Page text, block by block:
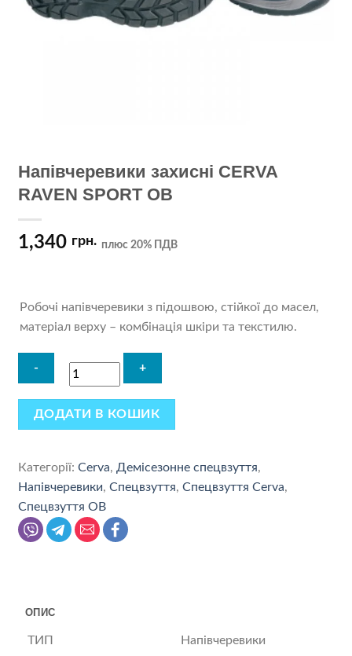
Напівчеревики захисні CERVA
RAVEN SPORT OB
1,340 грн. плюс 20% ПДВ
Робочі напівчеревики з підошвою, стійкої до масел,
матеріал верху – комбінація шкіри та текстилю.
ДОДАТИ В КОШИК
Категорії:Cerva, Демісезонне спецвзуття,
Напівчеревики,Спецвзуття,Спецвзуття Cerva,
Спецвзуття OB
ОПИС
ТИП
Напівчеревики